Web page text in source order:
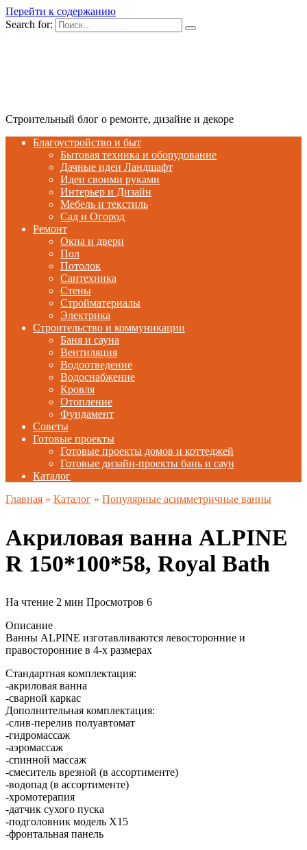
Перейти к содержанию
Search for:
Строительный блог о ремонте, дизайне и декоре
Благоустройство и быт
Бытовая техника и оборудование
Дачные идеи Ландшафт
Идеи своими руками
Интерьер и Дизайн
Мебель и текстиль
Сад и Огород
Ремонт
Окна и двери
Пол
Потолок
Сантехника
Стены
Стройматериалы
Электрика
Строительство и коммуникации
Баня и сауна
Вентиляция
Водоотведение
Водоснабжение
Кровля
Отопление
Фундамент
Советы
Готовые проекты
Готовые проекты домов и коттеджей
Готовые дизайн-проекты бань и саун
Каталог
Главная » Каталог » Популярные асимметричные ванны
Акриловая ванна ALPINE
R 150*100*58, Royal Bath
На чтение 2 мин Просмотров 6
Описание
Ванны ALPINE изготавливаются левосторонние и
правосторонние в 4-х размерах
Стандартная комплектация:
-акриловая ванна
-сварной каркас
Дополнительная комплектация:
-слив-перелив полуавтомат
-гидромассаж
-аэромассаж
-спинной массаж
-смеситель врезной (в ассортименте)
-водопад (в ассортименте)
-хромотерапия
-датчик сухого пуска
-подголовник модель Х15
-фронтальная панель